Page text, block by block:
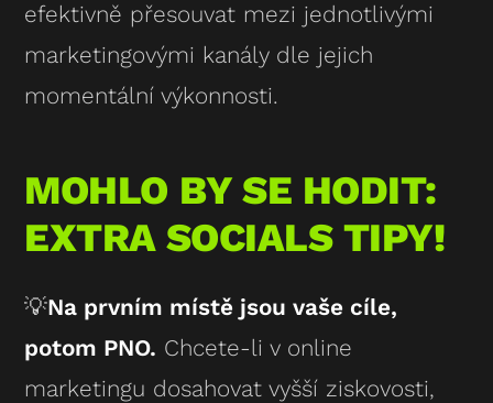
efektivně přesouvat mezi jednotlivými
marketingovými kanály dle jejich
momentální výkonnosti.
MOHLO BY SE HODIT:
EXTRA SOCIALS TIPY!
💡Na prvním místě jsou vaše cíle,
potom PNO. Chcete-li v online
marketingu dosahovat vyšší ziskovosti,